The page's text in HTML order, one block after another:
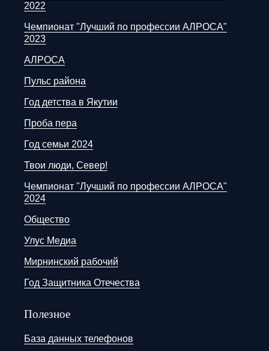
2022
Чемпионат "Лучший по профессии АЛРОСА"
2023
АЛРОСА
Пульс района
Год детства в Якутии
Проба пера
Год семьи 2024
Твои люди, Север!
Чемпионат "Лучший по профессии АЛРОСА"
2024
Общество
Улус Медиа
Мирнинский рабочий
Год Защитника Отечества
Полезное
База данных телефонов